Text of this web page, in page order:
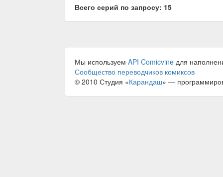
Всего серий по запросу: 15
Мы используем API Comicvine для
Сообщество переводчиков комиксов
© 2010 Студия «Карандаш» —